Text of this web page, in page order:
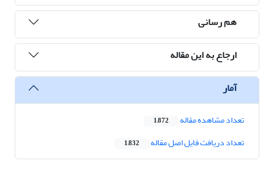
هم رسانی
ارجاع به این مقاله
آمار
تعداد مشاهده مقاله 1,872
تعداد دریافت فایل اصل مقاله 1,832